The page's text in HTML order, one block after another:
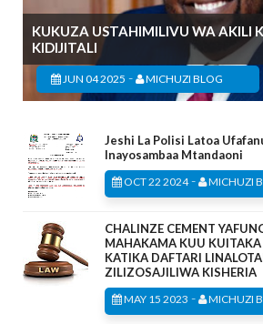
KUKUZA USTAHIMILIVU WA AKILI
KIDIJITALI
JUN 04 2025 - MICHUZI BLOG
Jeshi La Polisi Latoa
Inayosambaa Mtandaoni
OCT 22 2024- MICHUZI
CHALINZE CEMENT
MAHAKAMA KUU
KATIKA DAFTARI
ZILIZOSAJILIWA KISHERIA
MAY 15 2023 - MICHUZI